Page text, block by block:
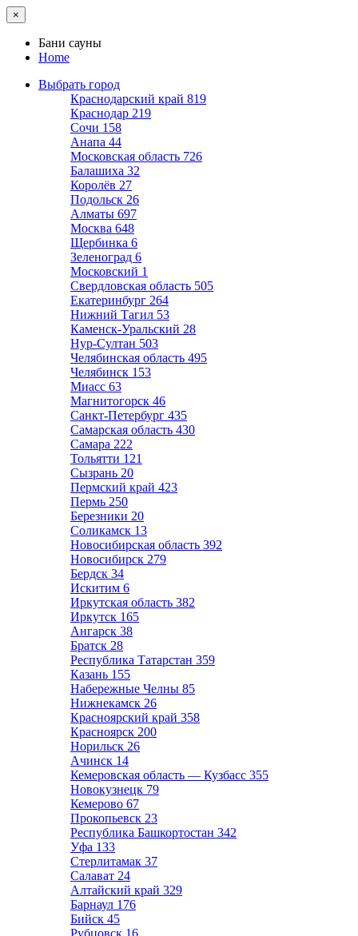
×
Бани сауны
Home
Выбрать город
Краснодарский край 819
Краснодар 219
Сочи 158
Анапа 44
Московская область 726
Балашиха 32
Королёв 27
Подольск 26
Алматы 697
Москва 648
Щербинка 6
Зеленоград 6
Московский 1
Свердловская область 505
Екатеринбург 264
Нижний Тагил 53
Каменск-Уральский 28
Нур-Султан 503
Челябинская область 495
Челябинск 153
Миасс 63
Магнитогорск 46
Санкт-Петербург 435
Самарская область 430
Самара 222
Тольятти 121
Сызрань 20
Пермский край 423
Пермь 250
Березники 20
Соликамск 13
Новосибирская область 392
Новосибирск 279
Бердск 34
Искитим 6
Иркутская область 382
Иркутск 165
Ангарск 38
Братск 28
Республика Татарстан 359
Казань 155
Набережные Челны 85
Нижнекамск 26
Красноярский край 358
Красноярск 200
Норильск 26
Ачинск 14
Кемеровская область — Кузбасс 355
Новокузнецк 79
Кемерово 67
Прокопьевск 23
Республика Башкортостан 342
Уфа 133
Стерлитамак 37
Салават 24
Алтайский край 329
Барнаул 176
Бийск 45
Рубцовск 16